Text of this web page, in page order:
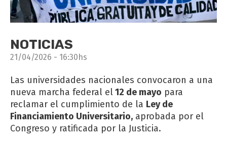
NOTICIAS
21/04/2026 - 16:30hs
Las universidades nacionales convocaron a una
nueva marcha federal el12 de mayo para
reclamar el cumplimiento de la Ley de
Financiamiento Universitario, aprobada por el
Congreso y ratificada por la Justicia.